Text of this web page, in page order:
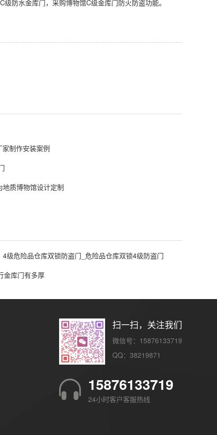
防水金库门，采购博物馆C级金库门防火防盗功能。
制作安装案例
质博物馆设计定制
4级危险品仓库双锁防盗门_危险品仓库双锁4级防盗门
金库门有多厚
扫一扫，关注我们
微信号：15876133719
QQ：38219871
15876133719
24小时客户客服热线